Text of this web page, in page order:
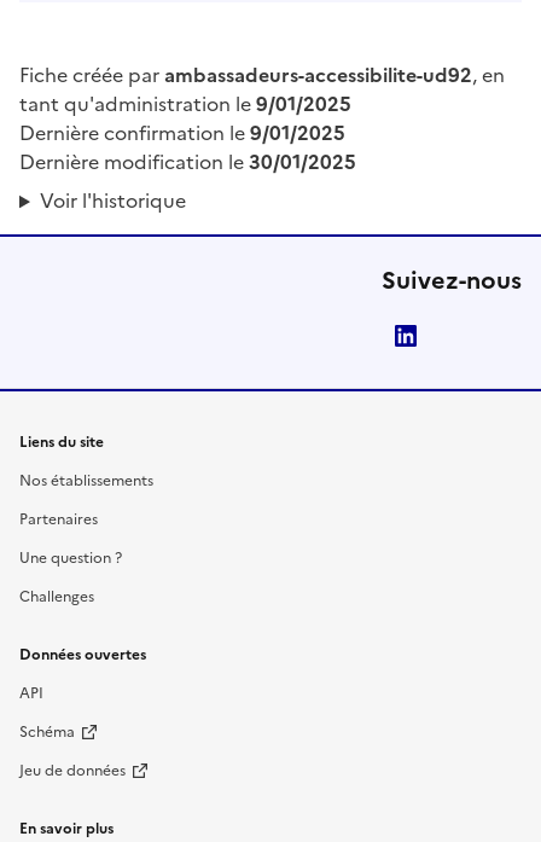
Fiche créée parambassadeurs-accessibilite-ud92, en
tant qu'administration le9/01/2025
Dernière confirmation le9/01/2025
Dernière modification le30/01/2025
Voir l'historique
Suivez-nous
Liens du site
Nos établissements
Partenaires
Une question ?
Challenges
Données ouvertes
API
Schéma
Jeu de données
En savoir plus